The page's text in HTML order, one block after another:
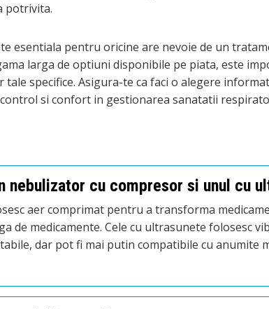
potrivita.
esentiala pentru oricine are nevoie de un
larga de optiuni disponibile pe piata, este
specifice. Asigura-te ca faci o alegere
si confort in gestionarea sanatatii
nebulizator cu compresor si unul cu
aer comprimat pentru a transforma
de medicamente. Cele cu ultrasunete folosesc
dar pot fi mai putin compatibile cu anumite